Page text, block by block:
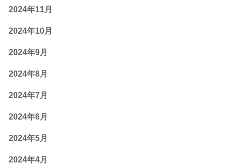
2024年11月
2024年10月
2024年9月
2024年8月
2024年7月
2024年6月
2024年5月
2024年4月